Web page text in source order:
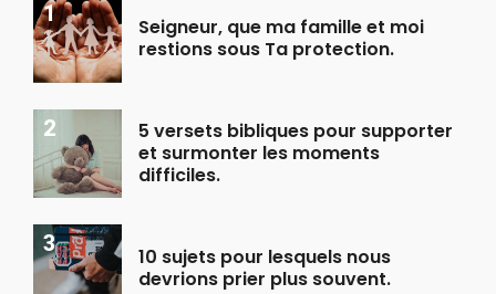
Seigneur, que ma famille et moi
restions sous Ta protection.
5 versets bibliques pour supporter
et surmonter les moments
difficiles.
10 sujets pour lesquels nous
devrions prier plus souvent.